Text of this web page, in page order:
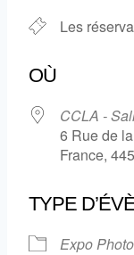
Les
OÙ
CCLA -
6 Rue de
France,
TYPE
Expo